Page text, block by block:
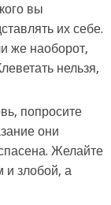
вы
их себе.
же наоборот,
нельзя,
попросите
они
Желайте
и злобой, а